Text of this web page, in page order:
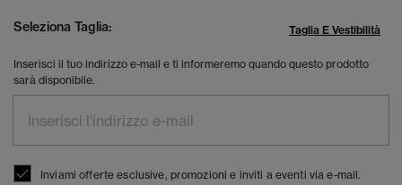
Seleziona Taglia: Taglia E Vestibilità
Inserisci il tuo indirizzo e-mail e ti informeremo quando questo prodotto
sarà disponibile.
Inviami offerte esclusive, promozioni e inviti a eventi via e-mail.